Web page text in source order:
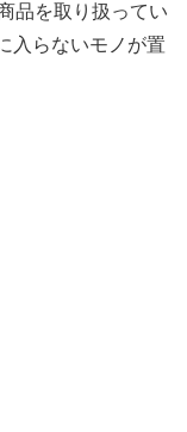
品を取り扱ってい
入らないモノが置